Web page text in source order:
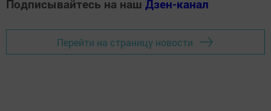
Подписывайтесь на наш Дзен-канал
Перейти на страницу новости